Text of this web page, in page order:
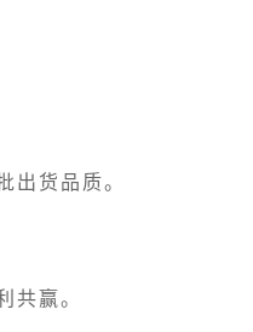
出货品质。
共赢。